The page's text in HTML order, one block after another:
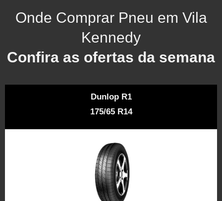
Onde Comprar Pneu em Vila
Kennedy
Confira as ofertas da semana
Dunlop R1
175/65 R14